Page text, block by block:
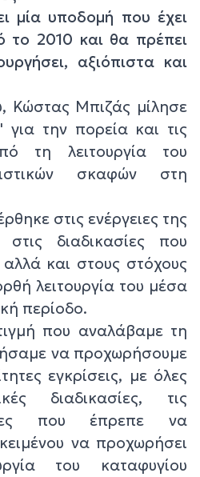
μία υποδομή που έχει
το 2010 και θα πρέπει
αξιόπιστα και
Κώστας Μπιζάς μίλησε
την πορεία και τις
τη λειτουργία του
σκαφών στη
στις ενέργειες της
διαδικασίες που
και στους στόχους
λειτουργία του μέσα
περίοδο.
που αναλάβαμε τη
να προχωρήσουμε
εγκρίσεις, με όλες
διαδικασίες, τις
που έπρεπε να
να προχωρήσει
του καταφυγίου